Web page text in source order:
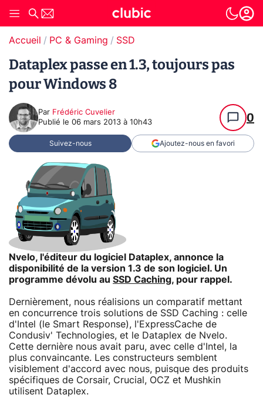
Accueil PC & Gaming SSD
Dataplex passe en 1.3, toujours pas
pour Windows 8
Par Frédéric Cuvelier
Publié le 06 mars 2013 à 10h43 0
Suivez-nous Ajoutez-nous en favori
Nvelo, l'éditeur du logiciel Dataplex, annonce la
disponibilité de la version 1.3 de son logiciel. Un
programme dévolu au SSD Caching, pour rappel.
Dernièrement, nous réalisions un comparatif mettant
en concurrence trois solutions de SSD Caching : celle
d'Intel (le Smart Response), l'ExpressCache de
Condusiv' Technologies, et le Dataplex de Nvelo.
Cette dernière nous avait paru, avec celle d'Intel, la
plus convaincante. Les constructeurs semblent
visiblement d'accord avec nous, puisque des produits
spécifiques de Corsair, Crucial, OCZ et Mushkin
utilisent Dataplex.